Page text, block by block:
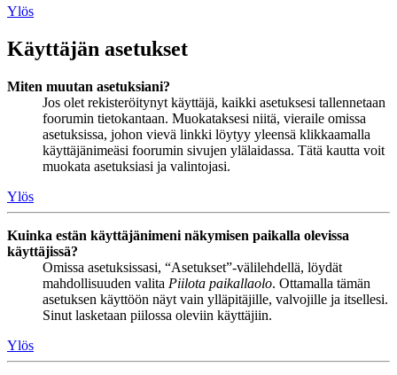
Ylös
Käyttäjän asetukset
Miten muutan asetuksiani?
Jos olet rekisteröitynyt käyttäjä, kaikki asetuksesi tallennetaan
foorumin tietokantaan. Muokataksesi niitä, vieraile omissa
asetuksissa, johon vievä linkki löytyy yleensä klikkaamalla
käyttäjänimeäsi foorumin sivujen ylälaidassa. Tätä kautta voit
muokata asetuksiasi ja valintojasi.
Ylös
Kuinka estän käyttäjänimeni näkymisen paikalla olevissa
käyttäjissä?
Omissa asetuksissasi, “Asetukset”-välilehdellä, löydät
mahdollisuuden valita Piilota paikallaolo. Ottamalla tämän
asetuksen käyttöön näyt vain ylläpitäjille, valvojille ja itsellesi.
Sinut lasketaan piilossa oleviin käyttäjiin.
Ylös